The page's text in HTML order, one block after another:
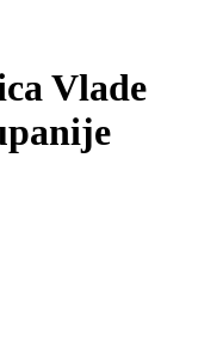
Vlade